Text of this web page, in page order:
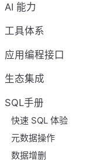
AI 能力
工具体系
应用编程接口
生态集成
SQL手册
快速 SQL 体验
元数据操作
数据增删